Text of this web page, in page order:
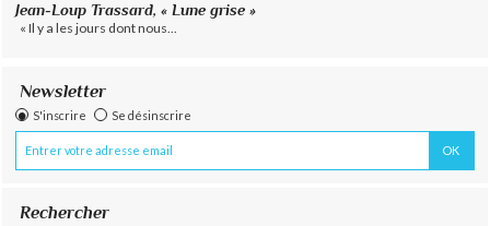
Jean-Loup Trassard, « Lune grise »
« Il y a les jours dont nous...
Newsletter
S'inscrire Se désinscrire
Rechercher